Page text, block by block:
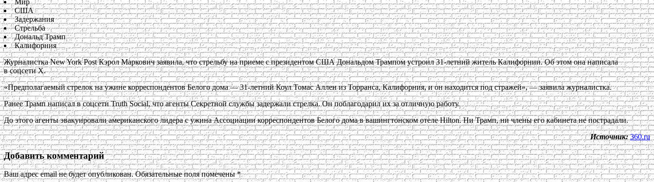
США
Задержания
Стрельба
Дональд Трамп
Калифорния
Журналистка New York Post Кэрол Маркович заявила, что стрельбу на приеме с президентом США Дональдом Трампом устроил 31-летний житель Калифорнии. Об этом она написала
в соцсети X.
«Предполагаемый стрелок на ужине корреспондентов Белого дома — 31-летний Коул Томас Аллен из Торранса, Калифорния, и он находится под стражей», — заявила журналистка.
Ранее Трамп написал в соцсети Truth Social, что агенты Секретной службы задержали стрелка. Он поблагодарил их за отличную работу.
До этого агенты эвакуировали американского лидера с ужина Ассоциации корреспондентов Белого дома в вашингтонском отеле Hilton. Ни Трамп, ни члены его кабинета не пострадали.
Источник: 360.ru
Добавить комментарий
Ваш адрес email не будет опубликован. Обязательные поля помечены*